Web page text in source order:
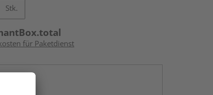
Stk.
für Paketdienst